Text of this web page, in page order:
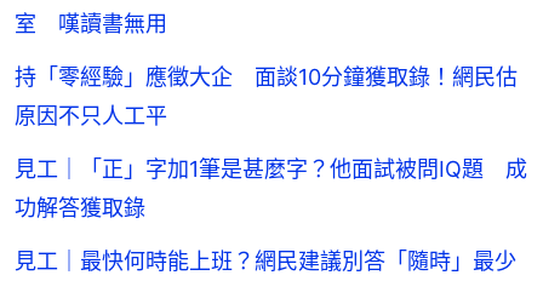
室 嘆讀書無用
持「零經驗」應徵大企 面談10分鐘獲取錄！網民估
原因不只人工平
見工｜「正」字加1筆是甚麼字？他面試被問IQ題 成
功解答獲取錄
見工｜最快何時能上班？網民建議別答「隨時」最少